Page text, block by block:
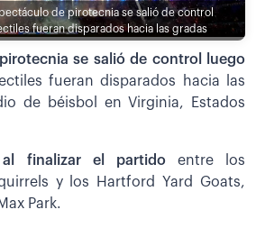
de pirotecnia se salió de control
fueran disparados hacia las gradas
se salió de control luego
fueran disparados hacia las
de béisbol en Virginia, Estados
finalizar el partido entre los
y los Hartford Yard Goats,
Park.